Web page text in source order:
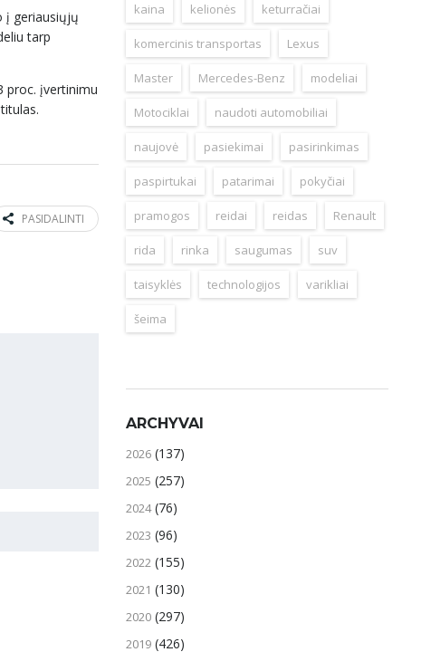
į geriausiųjų
tarp
proc. įvertinimu
PASIDALINTI
kaina kelionės keturračiai
komercinis transportas Lexus
Master Mercedes-Benz modeliai
Motociklai naudoti automobiliai
naujovė pasiekimai pasirinkimas
paspirtukai patarimai pokyčiai
pramogos reidai reidas Renault
rida rinka saugumas suv
taisyklės technologijos varikliai
šeima
ARCHYVAI
2026 (137)
2025 (257)
2024(76)
2023 (96)
2022 (155)
2021 (130)
2020 (297)
2019 (426)